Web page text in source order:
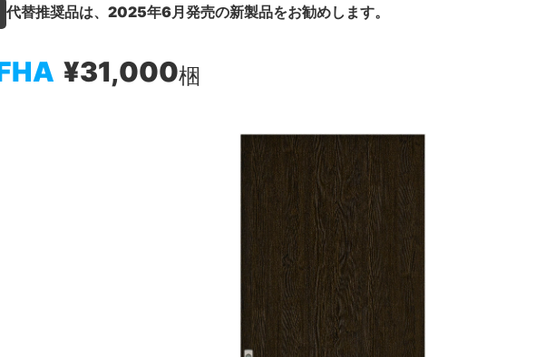
代替推奨品は、2025年6月発売の新製品をお勧めします。
¥31,000梱